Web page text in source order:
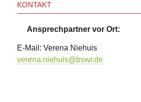
KONTAKT
Ansprechpartner vor Ort:
E-Mail: Verena Niehuis
verena.niehuis@bswr.de